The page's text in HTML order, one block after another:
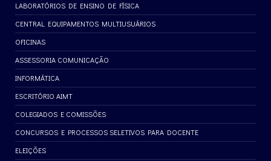
LABORATÓRIOS DE ENSINO DE FÍSICA
CENTRAL EQUIPAMENTOS MULTIUSUÁRIOS
OFICINAS
ASSESSORIA COMUNICAÇÃO
INFORMÁTICA
ESCRITÓRIO AIMT
COLEGIADOS E COMISSÕES
CONCURSOS E PROCESSOS SELETIVOS PARA DOCENTE
ELEIÇÕES